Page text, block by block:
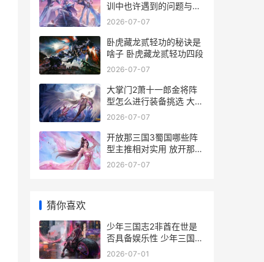
训中也许遇到的问题与对
策是啥子 冒险之旅点亮徽
2026-07-07
卧虎藏龙贰轻功的秘诀是
啥子 卧虎藏龙贰轻功四段
2026-07-07
大掌门2萧十一郎金将阵
型怎么进行装备挑选 大掌
门2萧十一郎极限流
2026-07-07
开放那三国3蜀国哪些阵
型主推相对实用 放开那三
国3蜀国质变的英雄
2026-07-07
猜你喜欢
少年三国志2非酋在世是
否具备娱乐性 少年三国志
2超详细攻略
2026-07-01